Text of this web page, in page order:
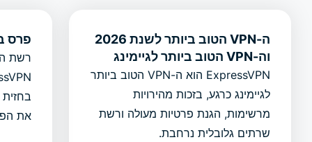
ה-VPN הטוב ביותר לשנת 2026
וה-VPN הטוב ביותר לגיימינג
ExpressVPN הוא ה-VPN הטוב ביותר
לגיימינג כרגע, בזכות מהירויות
מרשימות, הגנת פרטיות מעולה ורשת
שרתים גלובלית נרחבת.
פרס
רשת
בחזית
את